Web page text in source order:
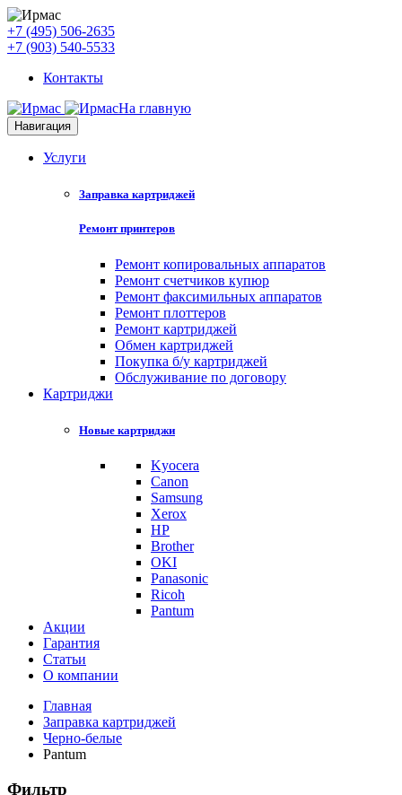
+7 (495) 506-2635
+7 (903) 540-5533
Контакты
На главную
Навигация
Услуги
Заправка картриджей
Ремонт принтеров
Ремонт копировальных аппаратов
Ремонт счетчиков купюр
Ремонт факсимильных аппаратов
Ремонт плоттеров
Ремонт картриджей
Обмен картриджей
Покупка б/у картриджей
Обслуживание по договору
Картриджи
Новые картриджи
Kyocera
Canon
Samsung
Xerox
HP
Brother
OKI
Panasonic
Ricoh
Pantum
Акции
Гарантия
Статьи
О компании
Главная
Заправка картриджей
Черно-белые
Pantum
Фильтр